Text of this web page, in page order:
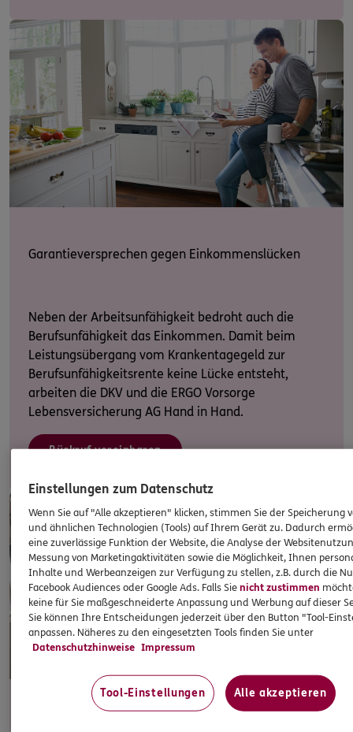
Garantieversprechen gegen Einkommenslücken
Neben der Arbeitsunfähigkeit bedroht auch die
Berufsunfähigkeit das Einkommen. Damit beim
Leistungsübergang vom Krankentagegeld zur
Berufsunfähigkeitsrente keine Lücke entsteht,
arbeiten die DKV und die ERGO Vorsorge
Lebensversicherung AG Hand in Hand.
Rückruf vereinbaren
Einstellungen zum Datenschutz
Wenn Sie auf "Alle akzeptieren" klicken, stimmen Sie der Speicherung
und ähnlichen Technologien (Tools) auf Ihrem Gerät zu. Dadurch
eine zuverlässige Funktion der Website, die Analyse der
Messung von Marketingaktivitäten sowie die Möglichkeit, Ihnen
Inhalte und Werbeanzeigen zur Verfügung zu stellen, z.B. durch die
Facebook Audiences oder Google Ads. Falls Sienicht zustimmen
keine für Sie maßgeschneiderte Anpassung und Werbung auf dieser
Sie können Ihre Entscheidungen jederzeit über den Button "Tool-
anpassen. Näheres zu den eingesetzten Tools finden Sie unter
Datenschutzhinweise Impressum
Tool-Einstellungen Alle akzeptieren